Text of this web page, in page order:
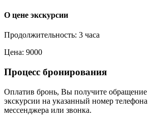
О цене экскурсии
Продолжительность: 3 часа
Цена: 9000
Процесс бронирования
Оплатив бронь, Вы получите обращение
экскурсии на указанный номер телефона
мессенджера или звонка.